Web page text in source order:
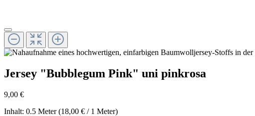
Jersey "Bubblegum Pink" uni pinkrosa
9,00 €
Inhalt: 0.5 Meter(18,00 € / 1 Meter)